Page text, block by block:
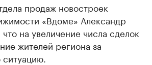
продаж новостроек
«Вдоме» Александр
на увеличение числа сделок
жителей региона за